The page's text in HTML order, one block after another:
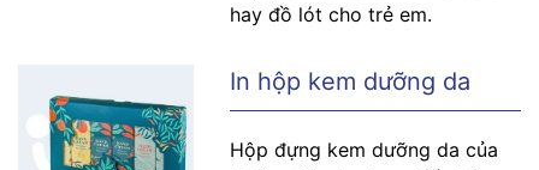
hay đồ lót cho trẻ em.
In hộp kem dưỡng da
Hộp đựng kem dưỡng da của